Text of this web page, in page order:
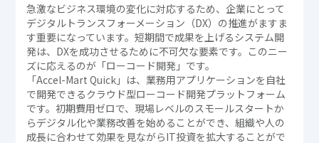
急激なビジネス環境の変化に対応するため、企業にとって
デジタルトランスフォーメーション（DX）の推進がますま
す重要になっています。短期間で成果を上げるシステム開
発は、DXを成功させるために不可欠な要素です。このニー
ズに応えるのが「ローコード開発」です。
「Accel-Mart Quick」は、業務用アプリケーションを自社
で開発できるクラウド型ローコード開発プラットフォーム
です。初期費用ゼロで、現場レベルのスモールスタートか
らデジタル化や業務改善を始めることができ、組織や人の
成長に合わせて効果を見ながらIT投資を拡大することがで